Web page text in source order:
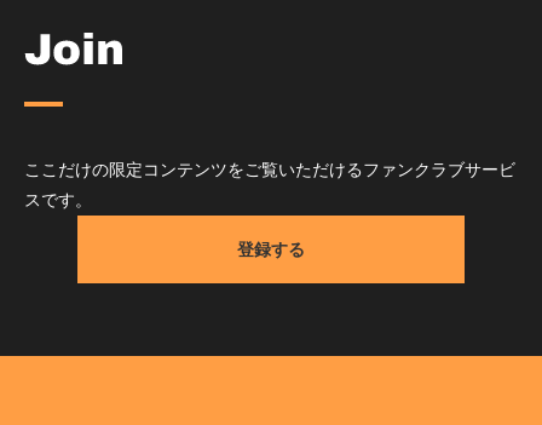
ここだけの限定コンテンツをご覧いただけるファンクラブサービ
スです。
登録する